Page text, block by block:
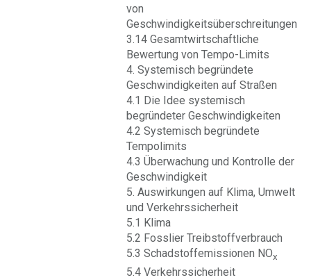
von
Geschwindigkeitsüberschreitungen
3.14 Gesamtwirtschaftliche
Bewertung von Tempo-Limits
4. Systemisch begründete
Geschwindigkeiten auf Straßen
4.1 Die Idee systemisch
begründeter Geschwindigkeiten
4.2 Systemisch begründete
Tempolimits
4.3 Überwachung und Kontrolle der
Geschwindigkeit
5. Auswirkungen auf Klima, Umwelt
und Verkehrssicherheit
5.1 Klima
5.2 Fosslier Treibstoffverbrauch
5.3 Schadstoffemissionen NOx
5.4 Verkehrssicherheit